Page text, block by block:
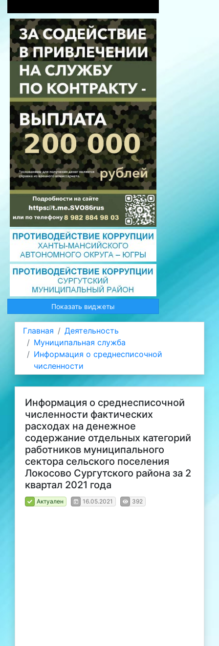
Показать виджеты
Главная
Деятельность
Муниципальная служба
Информация о среднесписочной
численности
Информация о среднесписочной
численности фактических
расходах на денежное
содержание отдельных категорий
работников муниципального
сектора сельского поселения
Локосово Сургутского района за 2
квартал 2021 года
Актуален 16.05.2021 392